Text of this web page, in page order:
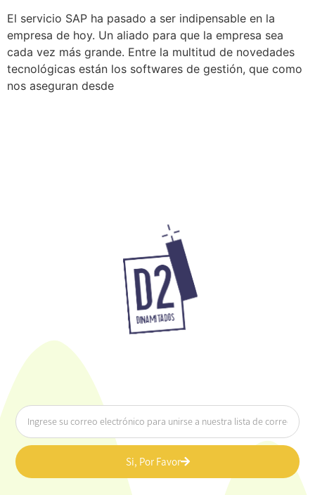
El servicio SAP ha pasado a ser indipensable en la
empresa de hoy. Un aliado para que la empresa sea
cada vez más grande. Entre la multitud de novedades
tecnológicas están los softwares de gestión, que como
nos aseguran desde
Si, Por Favor